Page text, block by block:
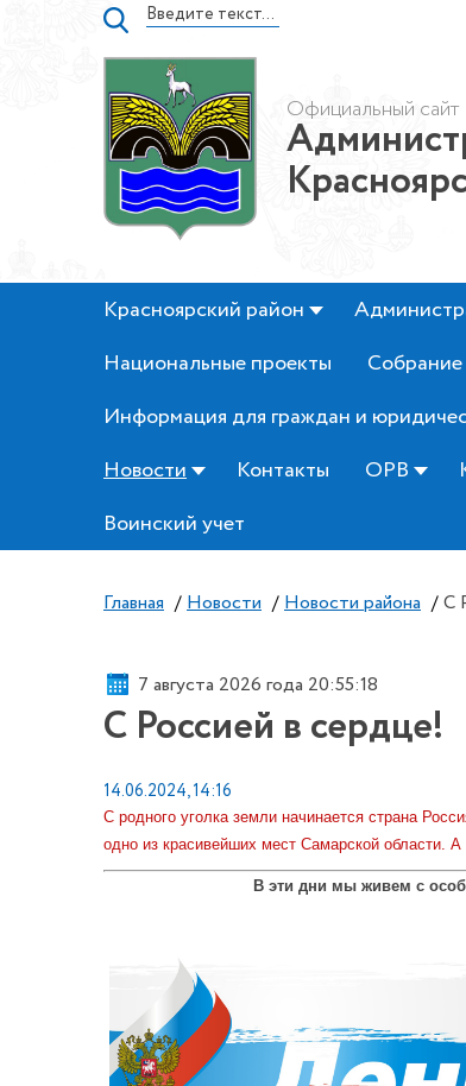
Официальный сайт
Красноярский район
Национальные проекты
Информация для граждан и
Новости
Контакты ОРВ
Воинский учет
Главная / Новости / Новости района / С
7 августа 2026 года 20:55:18
С Россией в сердце!
14.06.2024, 14:16
С родного уголка земли начинается страна
одно из красивейших мест Самарской области.
В эти дни мы живем с